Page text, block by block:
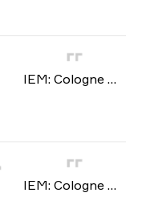
IEM: Cologne Major 2026
IEM: Cologne Major 2026